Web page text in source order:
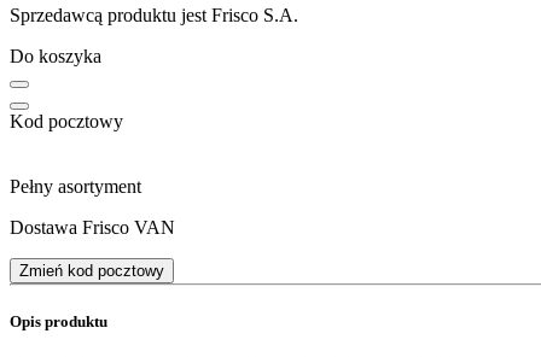
Sprzedawcą produktu jest Frisco S.A.
Do koszyka
Kod pocztowy
Pełny asortyment
Dostawa Frisco VAN
Zmień kod pocztowy
Opis produktu